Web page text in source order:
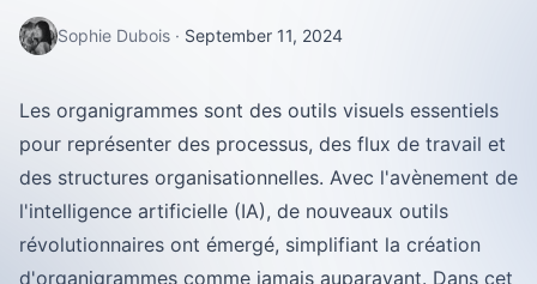
Sophie Dubois · September 11, 2024
Les organigrammes sont des outils visuels essentiels
pour représenter des processus, des flux de travail et
des structures organisationnelles. Avec l'avènement de
l'intelligence artificielle (IA), de nouveaux outils
révolutionnaires ont émergé, simplifiant la création
d'organigrammes comme jamais auparavant. Dans cet